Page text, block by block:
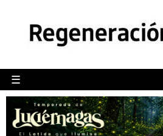
☰
POLÍTICA
CAMALEÓN
OPINIÓN